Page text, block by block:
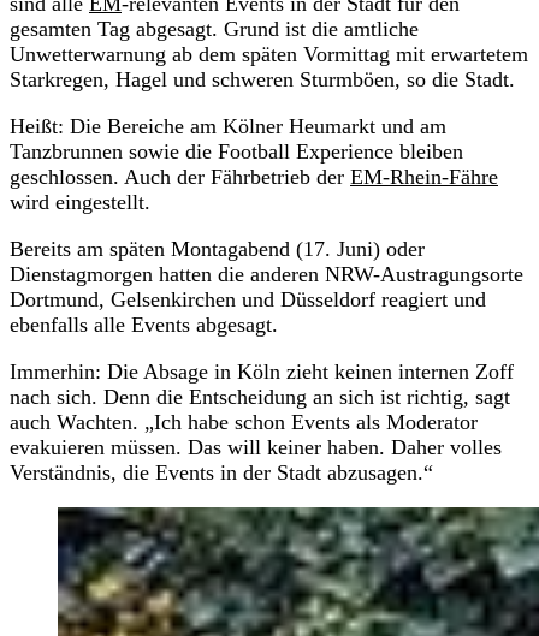
gesamten Tag abgesagt. Grund ist die amtliche
Unwetterwarnung ab dem späten Vormittag mit erwartetem
Starkregen, Hagel und schweren Sturmböen, so die Stadt.
Heißt: Die Bereiche am Kölner Heumarkt und am
Tanzbrunnen sowie die Football Experience bleiben
geschlossen. Auch der Fährbetrieb der EM-Rhein-Fähre
wird eingestellt.
Bereits am späten Montagabend (17. Juni) oder
Dienstagmorgen hatten die anderen NRW-Austragungsorte
Dortmund, Gelsenkirchen und Düsseldorf reagiert und
ebenfalls alle Events abgesagt.
Immerhin: Die Absage in Köln zieht keinen internen Zoff
nach sich. Denn die Entscheidung an sich ist richtig, sagt
auch Wachten. „Ich habe schon Events als Moderator
evakuieren müssen. Das will keiner haben. Daher volles
Verständnis, die Events in der Stadt abzusagen.“